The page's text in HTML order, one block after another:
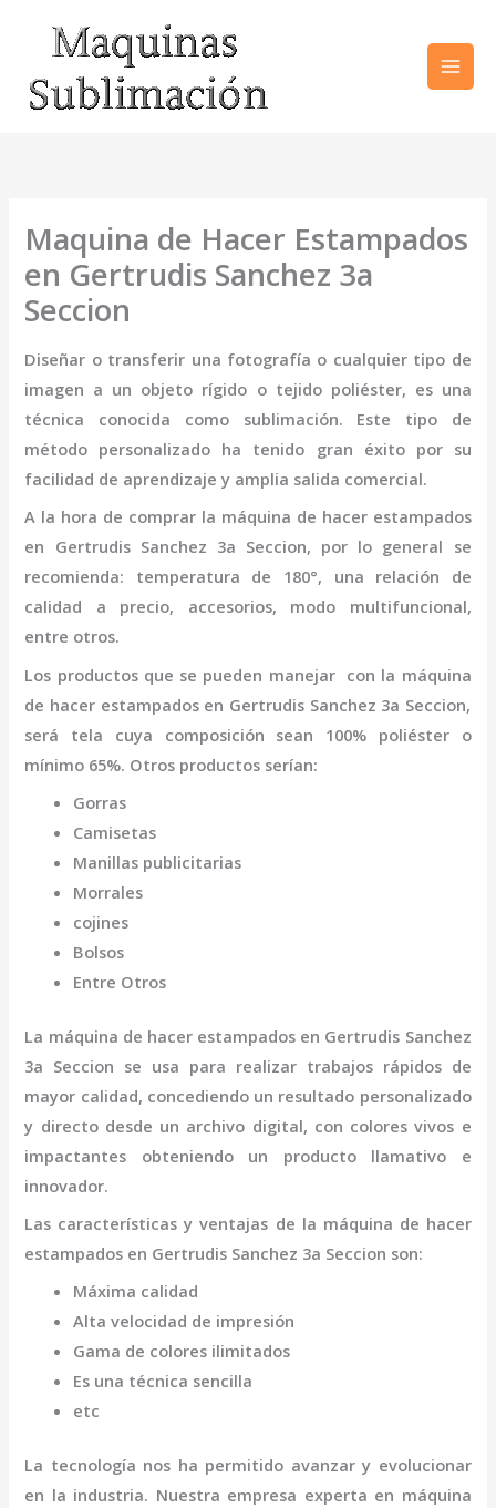
contenido
Maquina de Hacer Estampados
en Gertrudis Sanchez 3a
Seccion
Diseñar o transferir una fotografía o cualquier tipo de
imagen a un objeto rígido o tejido poliéster, es una
técnica conocida como sublimación. Este tipo de
método personalizado ha tenido gran éxito por su
facilidad de aprendizaje y amplia salida comercial.
A la hora de comprar la máquina de hacer estampados
en Gertrudis Sanchez 3a Seccion, por lo general se
recomienda: temperatura de 180°, una relación de
calidad a precio, accesorios, modo multifuncional,
entre otros.
Los productos que se pueden manejar con la máquina
de hacer estampados en Gertrudis Sanchez 3a Seccion,
será tela cuya composición sean 100% poliéster o
mínimo 65%. Otros productos serían:
Gorras
Camisetas
Manillas publicitarias
Morrales
cojines
Bolsos
Entre Otros
La máquina de hacer estampados en Gertrudis Sanchez
3a Seccion se usa para realizar trabajos rápidos de
mayor calidad, concediendo un resultado personalizado
y directo desde un archivo digital, con colores vivos e
impactantes obteniendo un producto llamativo e
innovador.
Las características y ventajas de la máquina de hacer
estampados en Gertrudis Sanchez 3a Seccion son:
Máxima calidad
Alta velocidad de impresión
Gama de colores ilimitados
Es una técnica sencilla
etc
La tecnología nos ha permitido avanzar y evolucionar
en la industria. Nuestra empresa experta en máquina